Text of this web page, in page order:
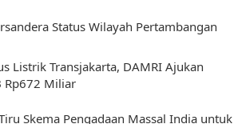
Status Wilayah Pertambangan
Listrik Transjakarta, DAMRI Ajukan
Rp672 Miliar
Skema Pengadaan Massal India untuk